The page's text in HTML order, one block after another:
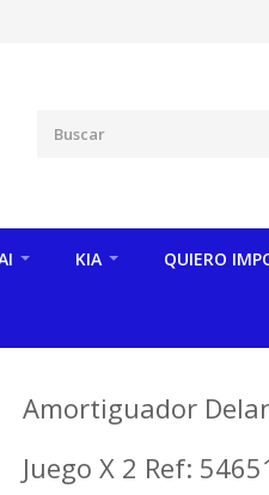
KIA QUIERO
Amortiguador
Juego X 2 Ref: